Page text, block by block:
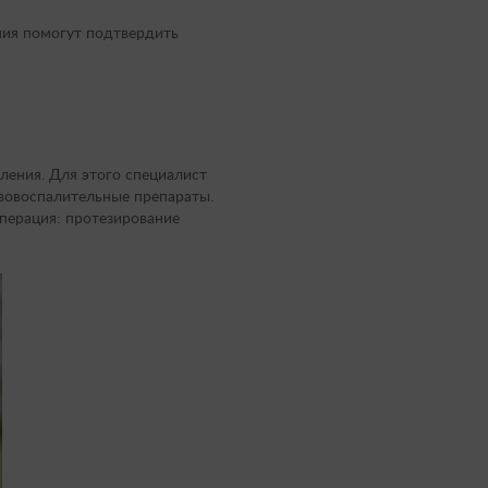
помогут подтвердить
Для этого специалист
препараты.
протезирование